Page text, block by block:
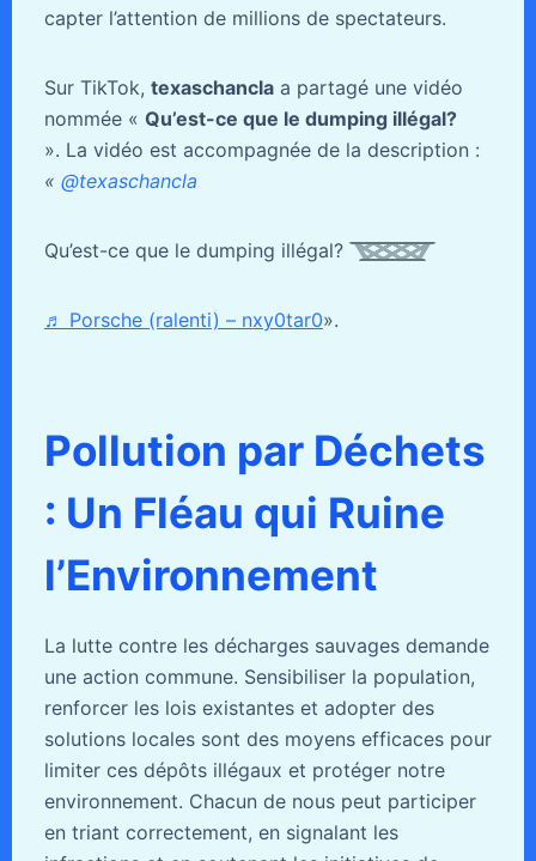
capter l’attention de millions de spectateurs.
Sur TikTok, texaschanclaa partagé une vidéo
nommée « Qu’est-ce que le dumping illégal?
». La vidéo est accompagnée de la description :
« @texaschancla
Qu’est-ce que le dumping illégal?
♬ Porsche (ralenti) – nxy0tar0».
Pollution par Déchets
: Un Fléau qui Ruine
l’Environnement
La lutte contre les décharges sauvages demande
une action commune. Sensibiliser la population,
renforcer les lois existantes et adopter des
solutions locales sont des moyens efficaces pour
limiter ces dépôts illégaux et protéger notre
environnement. Chacun de nous peut participer
en triant correctement, en signalant les